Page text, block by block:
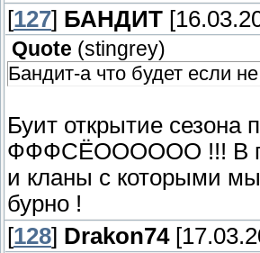
[127] БАНДИТ
Quote (stingrey)
Бандит-а что будет если
Буит открытие
ФФФСЁОООООО !!! В
и кланы с которыми
бурно !
[128] Drakon74